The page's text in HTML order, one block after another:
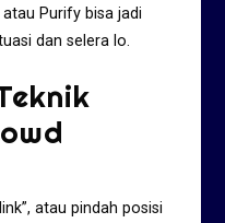
Purify bisa jadi
dan selera lo.
atau pindah posisi